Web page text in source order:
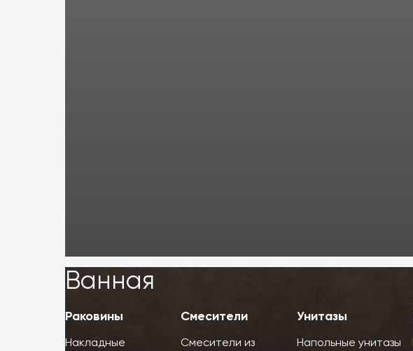
Ванная
Ванная
Раковины
Накладные
Смесители
Смесители из
Унитазы
Напольные унитазы